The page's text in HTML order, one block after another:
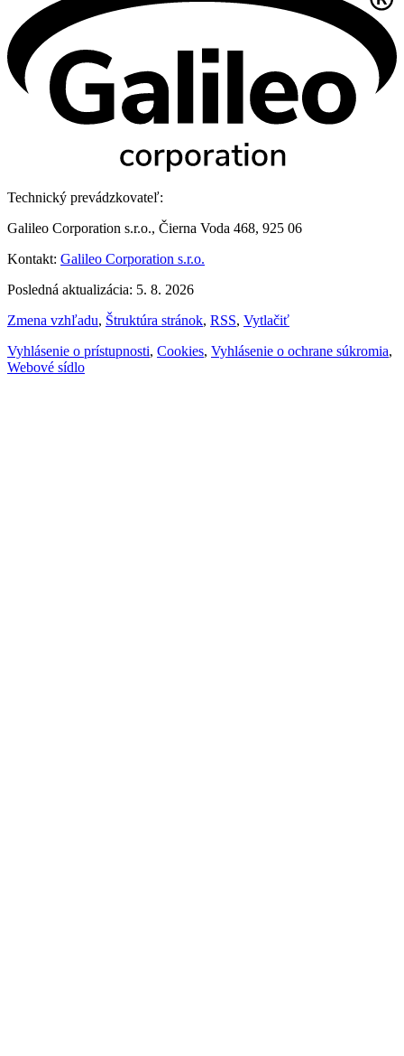
Technický prevádzkovateľ:
Galileo Corporation s.r.o., Čierna Voda 468, 925 06
Kontakt: Galileo Corporation s.r.o.
Posledná aktualizácia: 5. 8. 2026
Zmena vzhľadu, Štruktúra stránok, RSS, Vytlačiť
Vyhlásenie o prístupnosti, Cookies, Vyhlásenie o ochrane súkromia,
Webové sídlo